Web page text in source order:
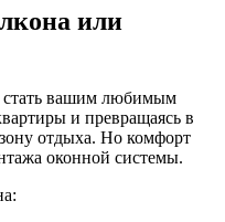
или
стать вашим любимым
и превращаясь в
отдыха. Но комфорт
оконной системы.